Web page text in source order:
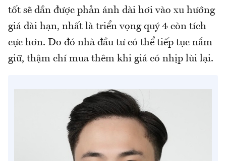
tốt sẽ dần được phản ánh dài hơi vào xu hướng
giá dài hạn, nhất là triển vọng quý 4 còn tích
cực hơn. Do đó nhà đầu tư có thể tiếp tục nắm
giữ, thậm chí mua thêm khi giá có nhịp lùi lại.